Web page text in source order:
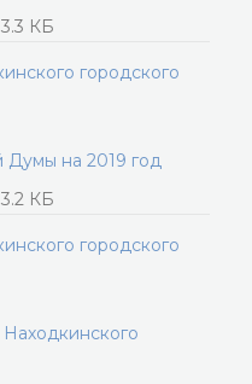
КБ
городского
Думы на 2019 год
КБ
городского